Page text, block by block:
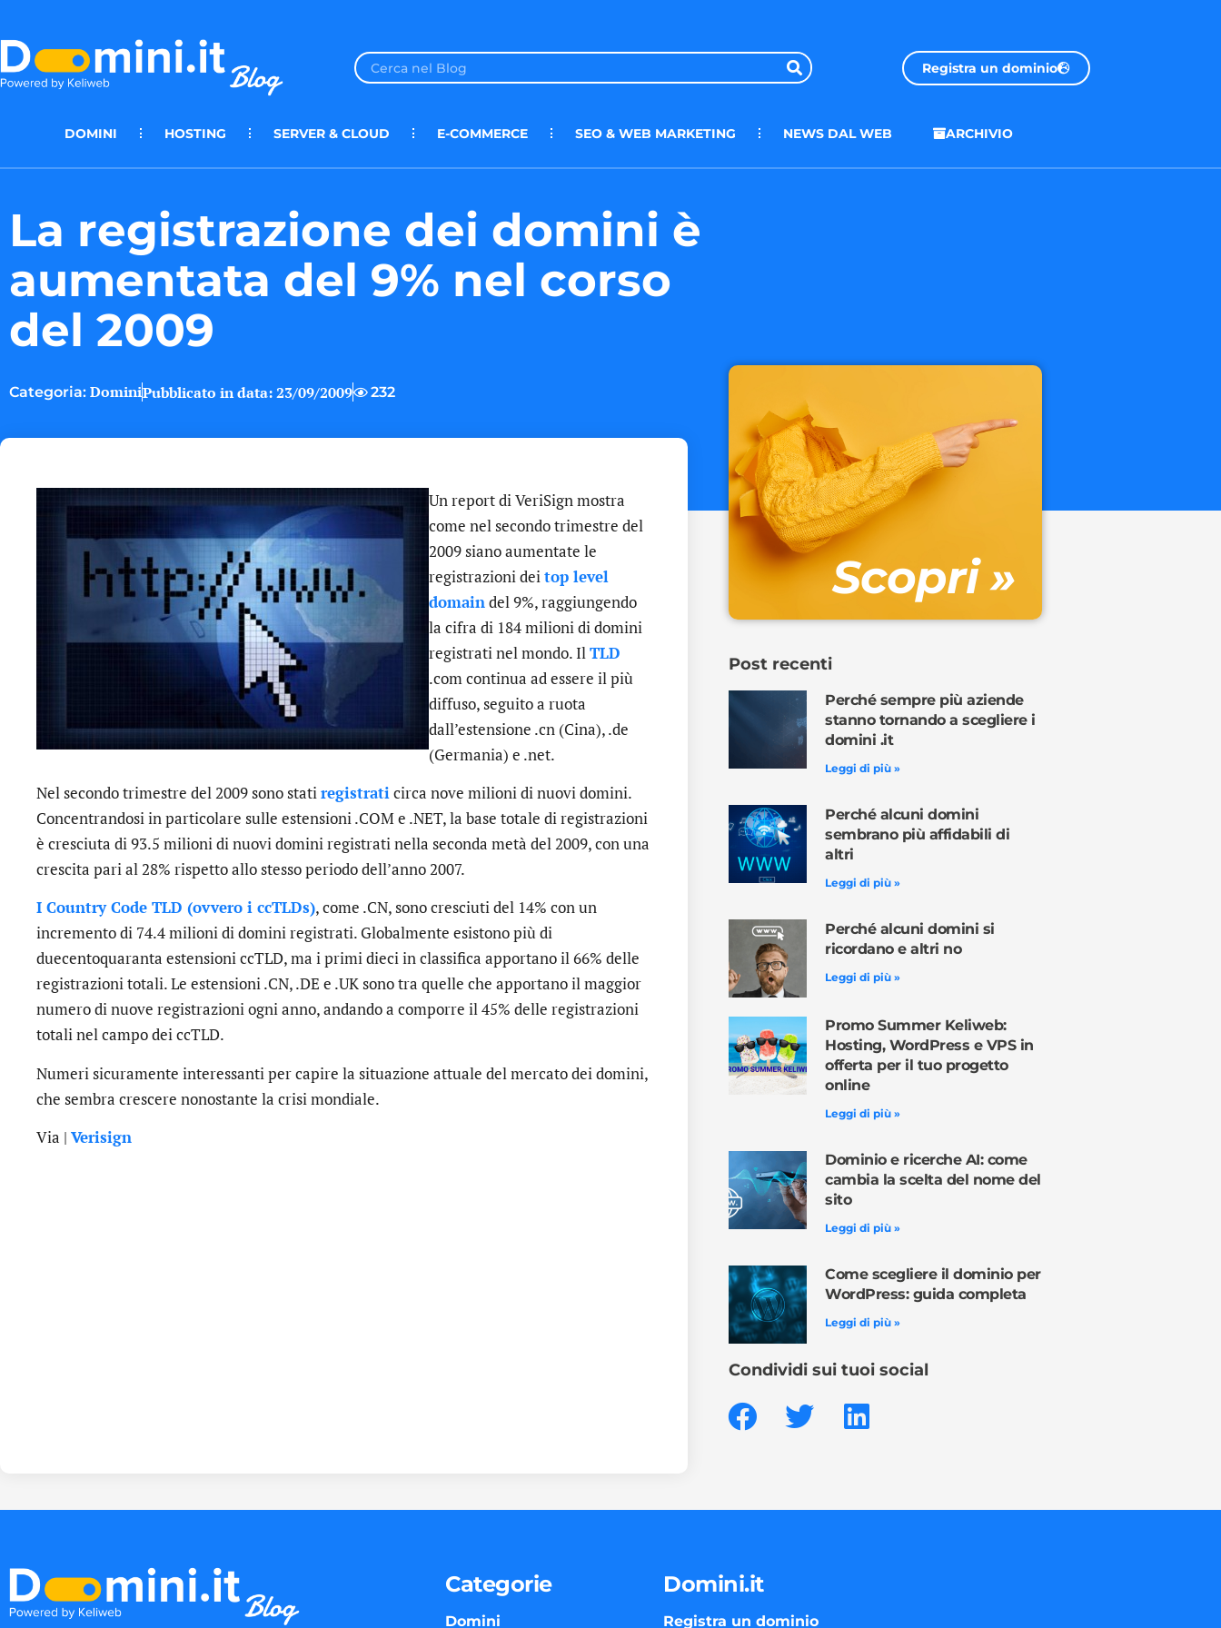
Registra un dominio
DOMINI HOSTING SERVER & CLOUD E-COMMERCE SEO & WEB MARKETING NEWS DAL WEB ARCHIVIO
La registrazione dei domini è
aumentata del 9% nel corso
del 2009
Categoria: DominiPubblicato in data:23/09/2009 232
Un report di VeriSign mostra
come nel secondo trimestre del
2009 siano aumentate le
registrazioni dei top level
domain del 9%, raggiungendo
la cifra di 184 milioni di domini
registrati nel mondo. Il TLD
.com continua ad essere il più
diffuso, seguito a ruota
dall’estensione .cn (Cina), .de
(Germania) e .net.
Nel secondo trimestre del 2009 sono statiregistraticirca nove milioni di nuovi domini.
Concentrandosi in particolare sulle estensioni .COM e .NET, la base totale di registrazioni
è cresciuta di 93.5 milioni di nuovi domini registrati nella seconda metà del 2009, con una
crescita pari al 28% rispetto allo stesso periodo dell’anno 2007.
I Country Code TLD (ovvero i ccTLDs), come .CN, sono cresciuti del 14% con un
incremento di 74.4 milioni di domini registrati. Globalmente esistono più di
duecentoquaranta estensioni ccTLD, ma i primi dieci in classifica apportano il 66% delle
registrazioni totali. Le estensioni .CN, .DE e .UK sono tra quelle che apportano il maggior
numero di nuove registrazioni ogni anno, andando a comporre il 45% delle registrazioni
totali nel campo dei ccTLD.
Numeri sicuramente interessanti per capire la situazione attuale del mercato dei domini,
che sembra crescere nonostante la crisi mondiale.
Via | Verisign
Scopri »
Post recenti
Perché sempre più aziende
stanno tornando a scegliere i
domini .it
Leggi di più »
Perché alcuni domini
sembrano più affidabili di
altri
Leggi di più »
Perché alcuni domini si
ricordano e altri no
Leggi di più »
Promo Summer Keliweb:
Hosting, WordPress e VPS in
offerta per il tuo progetto
online
Leggi di più »
Dominio e ricerche AI: come
cambia la scelta del nome del
sito
Leggi di più »
Come scegliere il dominio per
WordPress: guida completa
Leggi di più »
Condividi sui tuoi social
Categorie
Domini
Domini.it
Registra un dominio